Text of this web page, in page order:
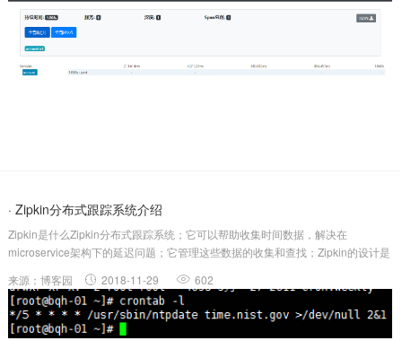
· Zipkin分布式跟踪系统介绍
Zipkin是什么Zipkin分布式跟踪系统；它可以帮助收集时间数据，解决在
microservice架构下的延迟问题；它管理这些数据的收集和查找；Zipkin的设计是
呈现了一个依赖图表来展示多少跟踪请求经...
来源：博客园 2018-11-29 602